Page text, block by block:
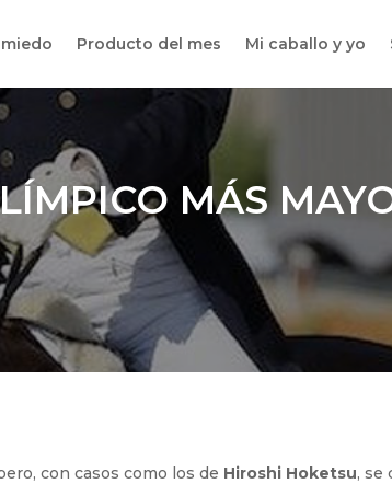
Producto del mes Mi caballo y yo
MÁS
con casos como los de Hiroshi Hoketsu, se